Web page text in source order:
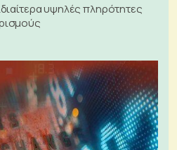
υψηλές πληρότητες